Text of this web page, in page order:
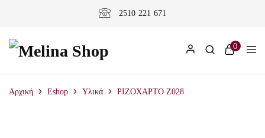
2510 221 671
0
Αρχική Eshop Υλικά ΡΙΖΟΧΑΡΤΟ Z028